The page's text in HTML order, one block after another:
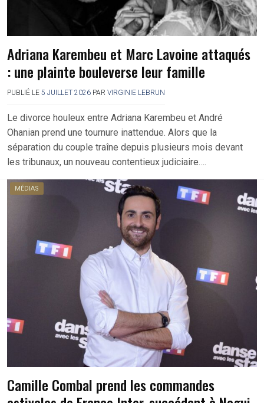
Adriana Karembeu et Marc Lavoine attaqués
: une plainte bouleverse leur famille
PUBLIÉ LE 5 JUILLET 2026 PAR VIRGINIE LEBRUN
Le divorce houleux entre Adriana Karembeu et André
Ohanian prend une tournure inattendue. Alors que la
séparation du couple traîne depuis plusieurs mois devant
les tribunaux, un nouveau contentieux judiciaire….
MÉDIAS
Camille Combal prend les commandes